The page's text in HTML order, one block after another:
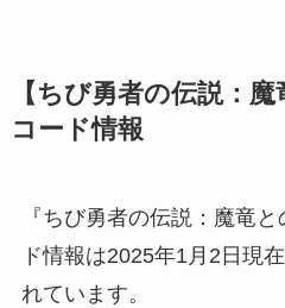
【ちび勇者の伝説：
コード情報
『ちび勇者の伝説：魔竜
ド情報は2025年1月2日現
れています。